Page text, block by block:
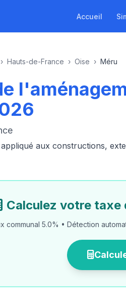
Accueil
› Hauts-de-France › Oise › Méru
aux constructions,
Calculez votre taxe
communal 5.0% • Détection